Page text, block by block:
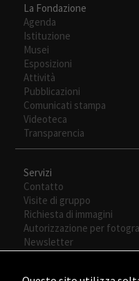
La Fondazione
Agenda
Istituzione
Musei
Esposizioni
Attività
Pubblicazioni
Comunicati stampa
Videoteca
Transparencia
Servizi
Contatto
Visite di gruppo
Richiesta di immagini
Autorizzazione per
Newsletter